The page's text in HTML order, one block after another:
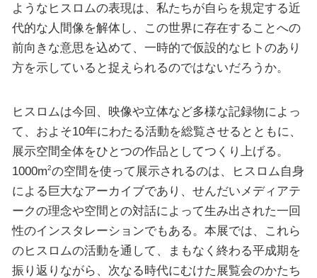
ようなヒスロムの表現は、私たちが自らを規定する近
代的な人間像を解体し、この世界に存在することへの
前向きな意思を込めて、一時的で仮設的なヒトのあり
方を示していると捉えられるのではないだろうか。
ヒスロムは今回、映像や立体など多様な記録物によっ
て、およそ10年にわたる活動を総覧させるとともに、
展示空間全体をひとつの作品としてつくり上げる。
1000m2の空間を使って展示されるのは、ヒスロム自身
による巨大なアーカイブであり、せんだいメディアテ
ークの理念や空間との対話によって生み出された一回
性のインスタレーションでもある。本展では、これら
のヒスロムの活動を通して、まもなく終わる平成期を
振り返りながら、次なる時代にむけた展覧会のかたち